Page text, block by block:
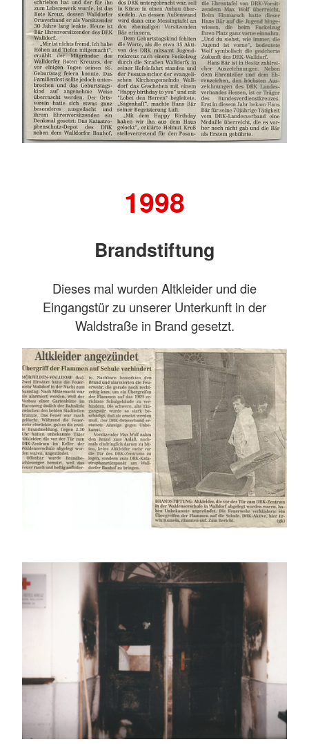
1998
Brandstiftung
Dieses mal wurden Altkleider und die
Eingangstür zu unserer Unterkunft in der
Waldstraße in Brand gesetzt.